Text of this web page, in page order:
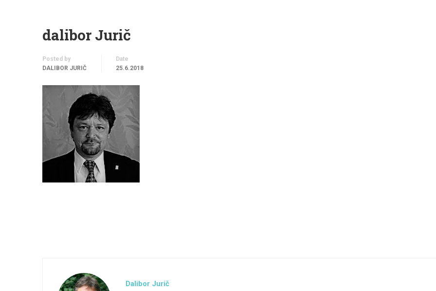
dalibor Jurič
Posted by
DALIBOR JURIČ
Date
25.6.2018
Dalibor Jurič